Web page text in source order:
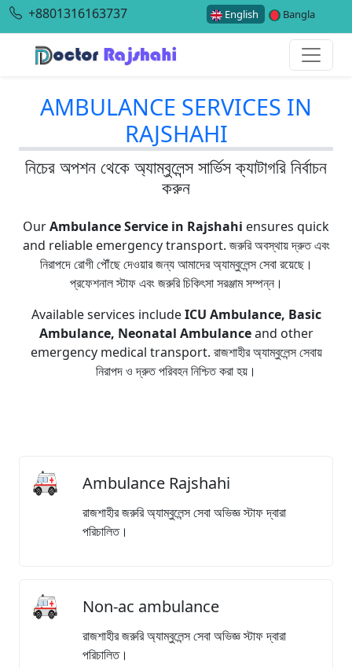
+8801316163737 English Bangla
AMBULANCE SERVICES IN
RAJSHAHI
নিচের অপশন থেকে অ্যাম্বুলেন্স সার্ভিস ক্যাটাগরি নির্বাচন
করুন
OurAmbulance Service in Rajshahi ensures quick
and reliable emergency transport. জরুরি অবস্থায় দ্রুত এবং
নিরাপদে রোগী পৌঁছে দেওয়ার জন্য আমাদের অ্যাম্বুলেন্স সেবা রয়েছে।
প্রফেশনাল স্টাফ এবং জরুরি চিকিৎসা সরঞ্জাম সম্পন্ন।
Available services includeICU Ambulance, Basic
Ambulance, Neonatal Ambulanceand other
emergency medical transport. রাজশাহীর অ্যাম্বুলেন্স সেবায়
নিরাপদ ও দ্রুত পরিবহন নিশ্চিত করা হয়।
Ambulance Rajshahi
রাজশাহীর জরুরি অ্যাম্বুলেন্স সেবা অভিজ্ঞ স্টাফ দ্বারা
পরিচালিত।
Non-ac ambulance
রাজশাহীর জরুরি অ্যাম্বুলেন্স সেবা অভিজ্ঞ স্টাফ দ্বারা
পরিচালিত।